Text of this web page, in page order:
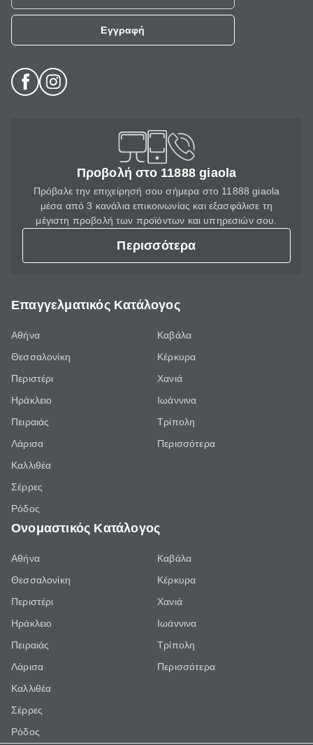
Εγγραφή
Προβολή στο 11888 giaola
Πρόβαλε την επιχείρησή σου σήμερα στο 11888 giaola
μέσα από 3 κανάλια επικοινωνίας και εξασφάλισε τη
μέγιστη προβολή των προϊόντων και υπηρεσιών σου.
Περισσότερα
Επαγγελματικός Κατάλογος
Αθήνα
Θεσσαλονίκη
Περιστέρι
Ηράκλειο
Πειραιάς
Λάρισα
Καλλιθέα
Σέρρες
Ρόδος
Καβάλα
Κέρκυρα
Χανιά
Ιωάννινα
Τρίπολη
Περισσότερα
Ονομαστικός Κατάλογος
Αθήνα
Θεσσαλονίκη
Περιστέρι
Ηράκλειο
Πειραιάς
Λάρισα
Καλλιθέα
Σέρρες
Ρόδος
Καβάλα
Κέρκυρα
Χανιά
Ιωάννινα
Τρίπολη
Περισσότερα